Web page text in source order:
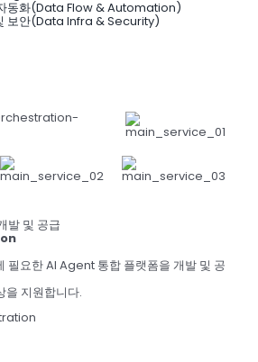
동화(Data Flow & Automation)
보안(Data Infra & Security)
발 및 공급
필요한 AI Agent 통합 플랫폼을 개발 및 공
을 지원합니다.